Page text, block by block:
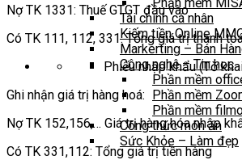
Tài chính cá nhân
Kiếm tiền Online
Markerting – Bán
Công nghệ – Tin học
Phần mềm
Phần mềm
Phần mềm
Công thức món ăn
Sức Khỏe – Làm đẹp
Nợ TK 1331: Thuế GTGT đầu vào
Có TK 111, 112, 331: Tổng giá trị thanh
Phiếu nhập khẩu (Tờ
Ghi nhận giá trị hàng hoá:
Nợ TK 152,156,… Giá trị hàng hóa nhập
Có TK 331,112: Tổng giá trị tiền hàng